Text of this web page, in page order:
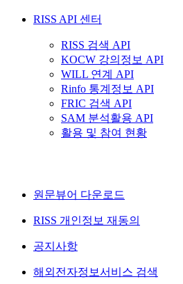
RISS API 센터
RISS 검색 API
KOCW 강의정보 API
WILL 연계 API
Rinfo 통계정보 API
FRIC 검색 API
SAM 분석활용 API
활용 및 참여 현황
원문뷰어 다운로드
RISS 개인정보 재동의
공지사항
해외전자정보서비스 검색